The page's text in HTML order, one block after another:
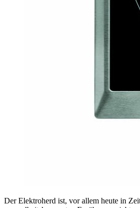
Der Elektroherd ist, vor allem heute in